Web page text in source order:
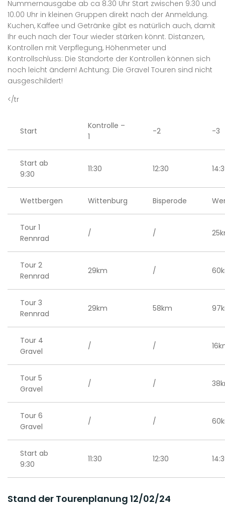
Nummernausgabe ab ca 8.30 Uhr Start zwischen 9.30 und
10.00 Uhr in kleinen Gruppen direkt nach der Anmeldung.
Kuchen, Kaffee und Getränke gibt es natürlich auch, damit
Ihr euch nach der Tour wieder stärken könnt. Distanzen,
Kontrollen mit Verpflegung, Höhenmeter und
Kontrollschluss: Die Standorte der Kontrollen können sich
noch leicht ändern! Achtung: Die Gravel Touren sind nicht
ausgeschildert!
</tr
Start
Kontrolle –
1
-2 -3
Start ab
9:30
11:30 12:30
Wettbergen Wittenburg Bisperode
Tour 1
Rennrad
/ /
Tour 2
Rennrad
29km /
Tour 3
Rennrad
29km 58km
Tour 4
Gravel
/ /
Tour 5
Gravel
/ /
Tour 6
Gravel
/ /
Start ab
9:30
11:30 12:30
Stand der Tourenplanung 12/02/24